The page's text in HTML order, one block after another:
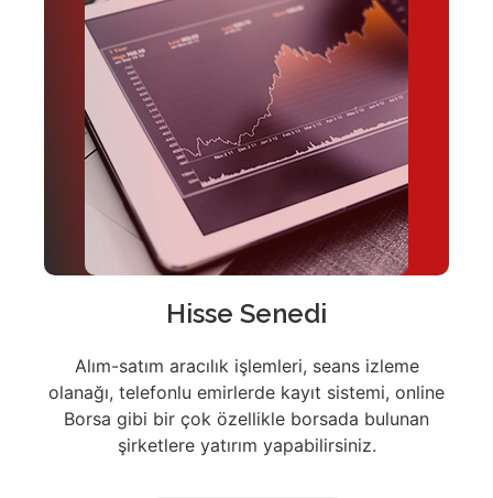
Hisse Senedi
Alım-satım aracılık işlemleri, seans izleme
olanağı, telefonlu emirlerde kayıt sistemi, online
Borsa gibi bir çok özellikle borsada bulunan
şirketlere yatırım yapabilirsiniz.